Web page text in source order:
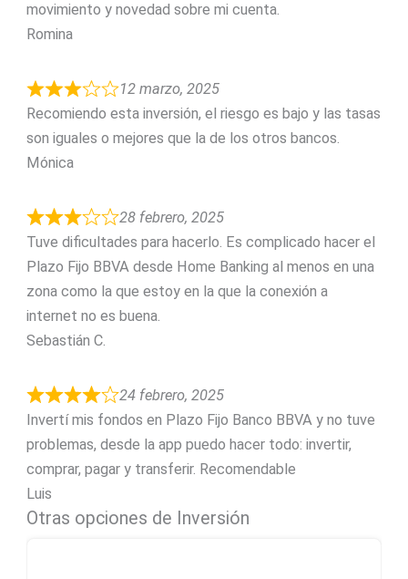
movimiento y novedad sobre mi cuenta.
Romina
12 marzo, 2025
Recomiendo esta inversión, el riesgo es bajo y las tasas
son iguales o mejores que la de los otros bancos.
Mónica
28 febrero, 2025
Tuve dificultades para hacerlo. Es complicado hacer el
Plazo Fijo BBVA desde Home Banking al menos en una
zona como la que estoy en la que la conexión a
internet no es buena.
Sebastián C.
24 febrero, 2025
Invertí mis fondos en Plazo Fijo Banco BBVA y no tuve
problemas, desde la app puedo hacer todo: invertir,
comprar, pagar y transferir. Recomendable
Luis
Otras opciones de Inversión